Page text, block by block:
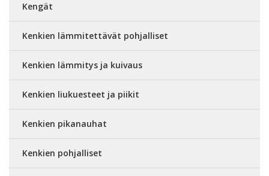
Kengät
Kenkien lämmitettävät pohjalliset
Kenkien lämmitys ja kuivaus
Kenkien liukuesteet ja piikit
Kenkien pikanauhat
Kenkien pohjalliset